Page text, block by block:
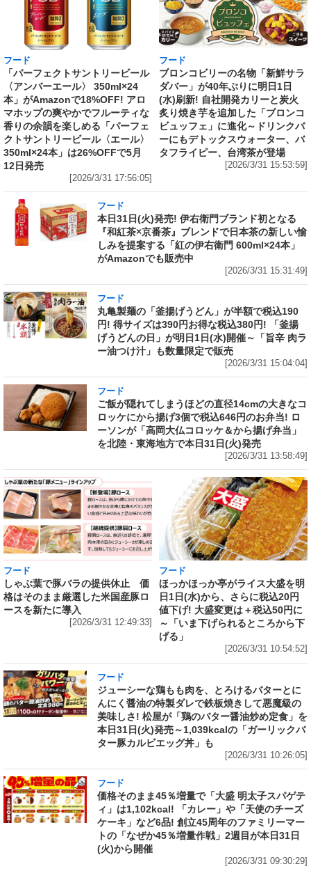
フード
「パーフェクトサントリービール
〈アンバーエール〉 350ml×24
本」がAmazonで18%OFF! アロ
マホップの爽やかでフルーティな
香りの余韻を楽しめる「パーフェ
クトサントリービール〈エール〉
350ml×24本」は26%OFFで5月
12日発売
[2026/3/31 17:56:05]
フード
ブロンコビリーの名物「新鮮サラ
ダバー」が40年ぶりに明日1日
(水)刷新! 自社開発カリーと炭火
炙り焼き芋を追加した「ブロンコ
ビュッフェ」に進化～ドリンクバ
ーにもデトックスウォーター、バ
タフライピー、台湾茶が登場
[2026/3/31 15:53:59]
フード
本日31日(火)発売! 伊右衛門ブランド初となる
『和紅茶×京番茶』ブレンドで日本茶の新しい愉
しみを提案する「紅の伊右衛門 600ml×24本」
がAmazonでも販売中
[2026/3/31 15:31:49]
フード
丸亀製麺の「釜揚げうどん」が半額で税込190
円! 得サイズは390円お得な税込380円! 「釜揚
げうどんの日」が明日1日(水)開催～「旨辛 肉ラ
ー油つけ汁」も数量限定で販売
[2026/3/31 15:04:04]
フード
ご飯が隠れてしまうほどの直径14cmの大きなコ
ロッケにから揚げ3個で税込646円のお弁当! ロ
ーソンが「高岡大仏コロッケ＆から揚げ弁当」
を北陸・東海地方で本日31日(火)発売
[2026/3/31 13:58:49]
フード
しゃぶ葉で豚バラの提供休止 価
格はそのまま厳選した米国産豚ロ
ースを新たに導入
[2026/3/31 12:49:33]
フード
ほっかほっか亭がライス大盛を明
日1日(水)から、さらに税込20円
値下げ! 大盛変更は＋税込50円に
～「いま下げられるところから下
げる」
[2026/3/31 10:54:52]
フード
ジューシーな鶏もも肉を、とろけるバターとに
んにく醤油の特製ダレで鉄板焼きして悪魔級の
美味しさ! 松屋が「鶏のバター醤油炒め定食」を
本日31日(火)発売～1,039kcalの「ガーリックバ
ター豚カルビエッグ丼」も
[2026/3/31 10:26:05]
フード
価格そのまま45％増量で「大盛 明太子スパゲテ
ィ」は1,102kcal! 「カレー」や「天使のチーズ
ケーキ」など6品! 創立45周年のファミリーマー
トの「なぜか45％増量作戦」2週目が本日31日
(火)から開催
[2026/3/31 09:30:29]